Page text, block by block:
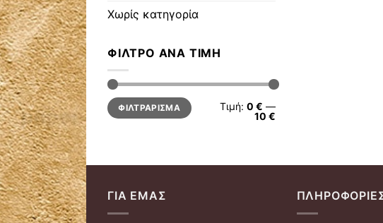
Χωρίς κατηγορία
ΦΊΛΤΡΟ ΑΝΆ ΤΙΜΉ
Ελάχιστη
τιμή
Μέγιστη
τιμήΦΙΛΤΡΆΡΙΣΜΑ Τιμή: 0 € —
10 €
ΓΙΑ ΕΜΆΣ